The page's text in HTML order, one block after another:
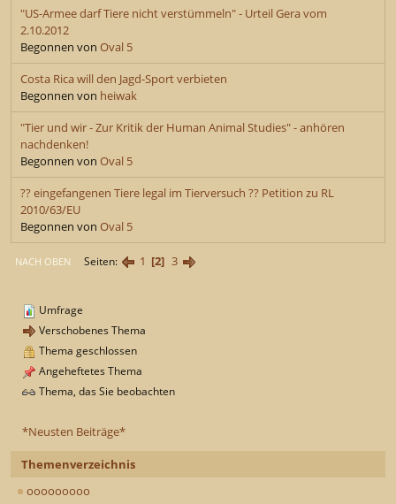
*Neusten Beiträge*
Themenverzeichnis
ooooooooo
"US-Armee darf Tiere nicht verstümmeln" - Urteil Gera vom
2.10.2012
Begonnen von Oval 5
Costa Rica will den Jagd-Sport verbieten
Begonnen von heiwak
"Tier und wir - Zur Kritik der Human Animal Studies" - anhören
nachdenken!
Begonnen von Oval 5
?? eingefangenen Tiere legal im Tierversuch ?? Petition zu RL
2010/63/EU
Begonnen von Oval 5
NACH OBEN Seiten 1 2 3
Umfrage
Verschobenes Thema
Thema geschlossen
Angeheftetes Thema
Thema, das Sie beobachten